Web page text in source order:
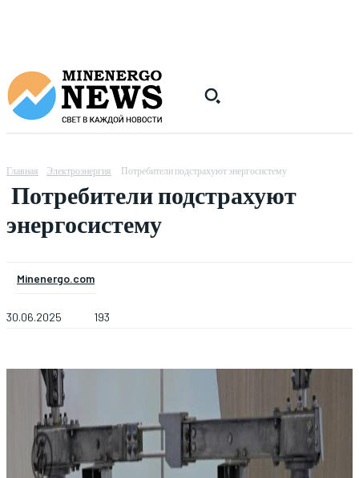
Главная Электроэнергия Потребители подстрахуют энергосистему
Потребители подстрахуют
энергосистему
Minenergo.com
30.06.2025 193